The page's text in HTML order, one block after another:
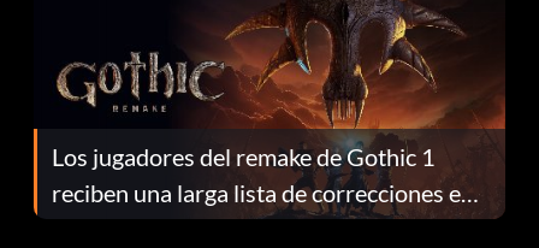
Los jugadores del remake de Gothic 1
reciben una larga lista de correcciones en
el parche 1.0.4